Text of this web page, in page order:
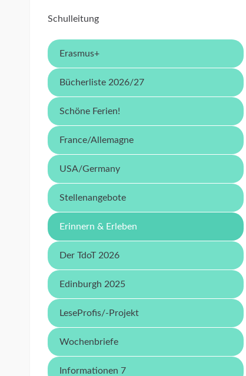
Schulleitung
Erasmus+
Bücherliste 2026/27
Schöne Ferien!
France/Allemagne
USA/Germany
Stellenangebote
Erinnern & Erleben
Der TdoT 2026
Edinburgh 2025
LeseProfis/-Projekt
Wochenbriefe
Informationen 7